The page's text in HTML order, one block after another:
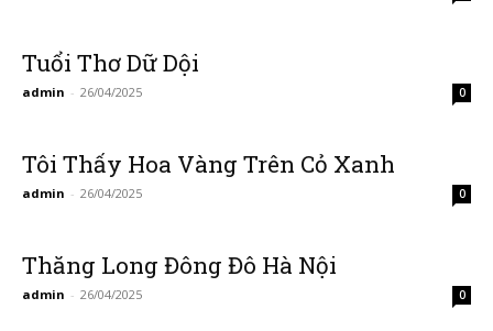
Tuổi Thơ Dữ Dội
admin - 26/04/2025 0
Tôi Thấy Hoa Vàng Trên Cỏ Xanh
admin - 26/04/2025 0
Thăng Long Đông Đô Hà Nội
admin - 26/04/2025 0